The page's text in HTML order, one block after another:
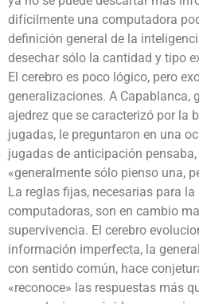
difícilmente una computadora
definición general de la
desechar sólo la cantidad y tipo
El cerebro es poco lógico, pero
generalizaciones. A Capablanca,
ajedrez que se caracterizó por la
jugadas, le preguntaron en una
jugadas de anticipación
«generalmente sólo pienso una,
La reglas fijas, necesarias para
computadoras, son en cambio
supervivencia. El cerebro
información imperfecta, la
con sentido común, hace
«reconoce» las respuestas más